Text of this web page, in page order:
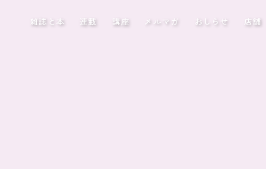
雑誌と本 連載 講座 メルマガ おしらせ 店舗